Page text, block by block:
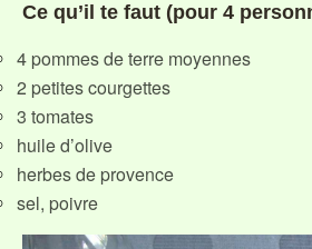
Ce qu’il te faut (pour 4
4 pommes de terre moyennes
2 petites courgettes
3 tomates
huile d’olive
herbes de provence
sel, poivre